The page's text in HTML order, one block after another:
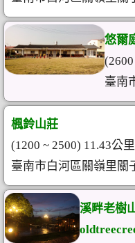
悠爾
臺南
楓鈴山莊
(1200 ~ 2500) 11.43公里
臺南市白河區關嶺里關
溪畔老樹